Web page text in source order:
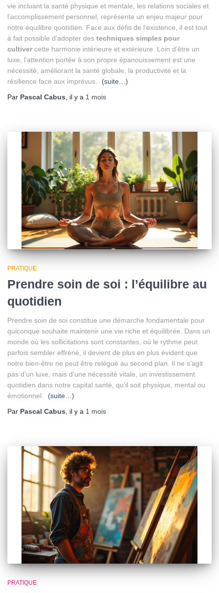
vie incluant la santé physique et mentale, les relations sociales et
l’accomplissement personnel, représente un enjeu majeur pour
notre équilibre quotidien. Face aux défis de l’existence, il est tout
à fait possible d’adopter des techniques simples pour
cultiver cette harmonie intérieure et extérieure. Loin d’être un
luxe, l’attention portée à son propre épanouissement est une
nécessité, améliorant la santé globale, la productivité et la
résilience face aux imprévus.
(suite…)
Par Pascal Cabus , il y a 1 mois
PRATIQUE
Prendre soin de soi : l’équilibre au
quotidien
Prendre soin de soi constitue une démarche fondamentale pour
quiconque souhaite maintenir une vie riche et équilibrée. Dans un
monde où les sollicitations sont constantes, où le rythme peut
parfois sembler effréné, il devient de plus en plus évident que
notre bien-être ne peut être relégué au second plan. Il ne s’agit
pas d’un luxe, mais d’une nécessité vitale, un investissement
quotidien dans notre capital santé, qu’il soit physique, mental ou
émotionnel.
(suite…)
Par Pascal Cabus , il y a 1 mois
PRATIQUE